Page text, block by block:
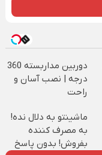
دوربین مداربسته 360
درجه | نصب آسان و
راحت
ماشینتو به دلال نده!
به مصرف کننده
بفروش! بدون پاسخ